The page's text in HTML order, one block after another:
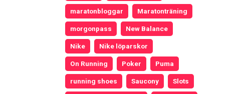
maratonbloggar Maratonträning
morgonpass New Balance
Nike Nike löparskor
On Running Poker Puma
running shoes Saucony Slots